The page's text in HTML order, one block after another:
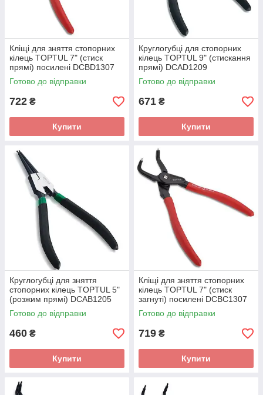
Кліщі для зняття стопорних
кілець TOPTUL 7" (стиск
прямі) посилені DCBD1307
Готово до відправки
722 ₴
Купити
Круглогубці для стопорних
кілець TOPTUL 9" (стискання
прямі) DCAD1209
Готово до відправки
671 ₴
Купити
Круглогубці для зняття
стопорних кілець TOPTUL 5"
(розжим прямі) DCAB1205
Готово до відправки
460 ₴
Купити
Кліщі для зняття стопорних
кілець TOPTUL 7" (стиск
загнуті) посилені DCBC1307
Готово до відправки
719 ₴
Купити